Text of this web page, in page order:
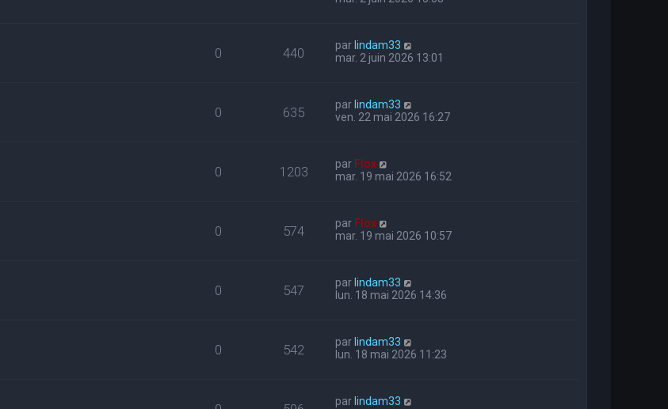
0 440 par lindam33
mar. 2 juin 2026 13:01
0 635 par lindam33
ven. 22 mai 2026 16:27
0 1203 par Flox
mar. 19 mai 2026 16:52
0 574 par Flox
mar. 19 mai 2026 10:57
0 547 par lindam33
lun. 18 mai 2026 14:36
0 542 par lindam33
lun. 18 mai 2026 11:23
par lindam33